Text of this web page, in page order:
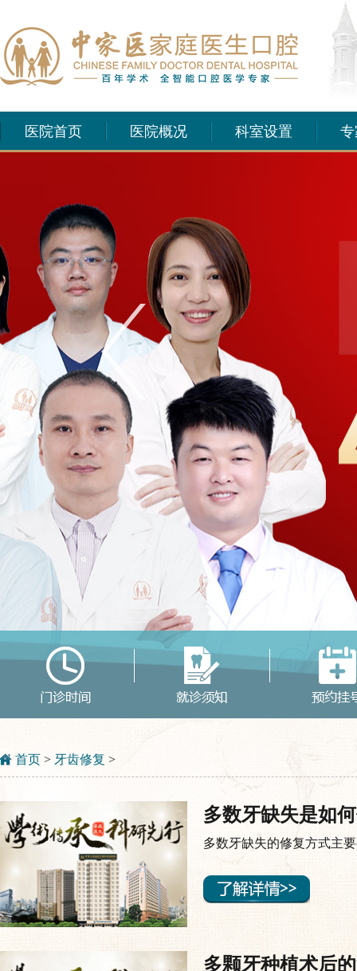
医院首页 医院概况 科室设置
首页 > 牙齿修复 >
多数牙缺失是如
多数牙缺失的修复方式主
多颗牙种植术后